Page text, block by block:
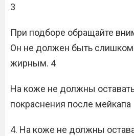
3
При подборе обращайте
Он не должен быть
жирным. 4
На коже не должны
покраснения после мейкапа
4. На коже не должны